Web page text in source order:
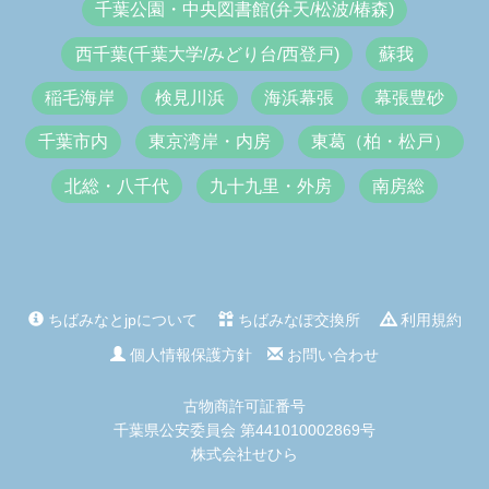
千葉公園・中央図書館(弁天/松波/椿森)
西千葉(千葉大学/みどり台/西登戸) 蘇我
稲毛海岸 検見川浜 海浜幕張 幕張豊砂
千葉市内 東京湾岸・内房 東葛（柏・松戸）
北総・八千代 九十九里・外房 南房総
ちばみなとjpについて ちばみなぽ交換所
利用規約
個人情報保護方針
お問い合わせ
古物商許可証番号
千葉県公安委員会 第441010002869号
株式会社せひら